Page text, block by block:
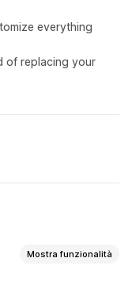
everything
of replacing your
Mostra funzionalità